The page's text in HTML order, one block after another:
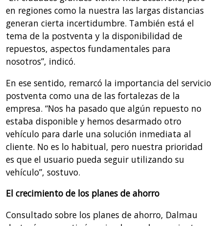
en regiones como la nuestra las largas distancias
generan cierta incertidumbre. También está el
tema de la postventa y la disponibilidad de
repuestos, aspectos fundamentales para
nosotros”, indicó.
En ese sentido, remarcó la importancia del servicio
postventa como una de las fortalezas de la
empresa. “Nos ha pasado que algún repuesto no
estaba disponible y hemos desarmado otro
vehículo para darle una solución inmediata al
cliente. No es lo habitual, pero nuestra prioridad
es que el usuario pueda seguir utilizando su
vehículo”, sostuvo.
El crecimiento de los planes de ahorro
Consultado sobre los planes de ahorro, Dalmau